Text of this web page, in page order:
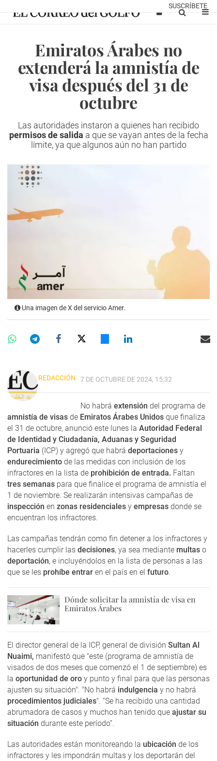
SUSCRÍBETE
Emiratos Árabes no
extenderá la amnistía de
visa ​​después del 31 de
octubre
Las autoridades instaron a quienes han recibido
permisos de salida a que se vayan antes de la fecha
límite, ya que algunos aún no han partido
Una imagen de X del servicio Amer.
REDACCIÓN 7 DE OCTUBRE DE 2024, 15:32
No habrá extensión del programa de
amnistía de visas de Emiratos Árabes Unidos que finaliza
el 31 de octubre, anunció este lunes la Autoridad Federal
de Identidad y Ciudadanía, Aduanas y Seguridad
Portuaria (ICP) y agregó que habrá deportaciones y
endurecimiento de las medidas con inclusión de los
infractores en la lista de prohibición de entrada. Faltan
tres semanas para que finalice el programa de amnistía el
1 de noviembre. Se realizarán intensivas campañas de
inspección en zonas residenciales y empresas donde se
encuentran los infractores.
Las campañas tendrán como fin detener a los infractores y
hacerles cumplir las decisiones, ya sea mediante multas o
deportación, e incluyéndolos en la lista de personas a las
que se les prohíbe entrar en el país en el futuro.
Dónde solicitar la amnistía de visa en
Emiratos Árabes
El director general de la ICP, general de división Sultan Al
Nuaimi, manifestó que "este (programa de amnistía de
visados ​​de dos meses que comenzó el 1 de septiembre) es
la oportunidad de oro y punto y final para que las personas
ajusten su situación". "No habrá indulgencia y no habrá
procedimientos judiciales". “Se ha recibido una cantidad
abrumadora de casos y muchos han tenido que ajustar su
situación durante este período”.
Las autoridades están monitoreando la ubicación de los
infractores y les impondrán multas y los deportarán del